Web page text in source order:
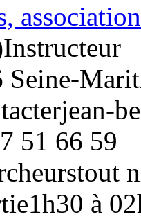
Instructeur
Seine-
jean-
51 66 59
tout
1h30 à